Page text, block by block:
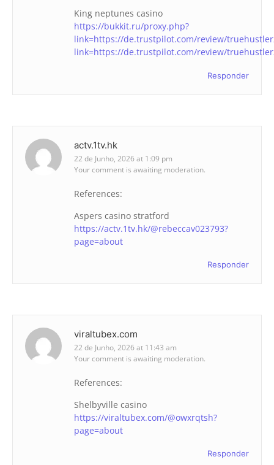
King neptunes casino
https://bukkit.ru/proxy.php?
link=https://de.trustpilot.com/review/
link=https://de.trustpilot.com/review/
Responder
actv.1tv.hk
22 de Junho, 2026 at 1:09 pm
Your comment is awaiting moderation.
References:
Aspers casino stratford
https://actv.1tv.hk/@rebeccav023793?
page=about
Responder
viraltubex.com
22 de Junho, 2026 at 11:43 am
Your comment is awaiting moderation.
References:
Shelbyville casino
https://viraltubex.com/@owxrqtsh?
page=about
Responder